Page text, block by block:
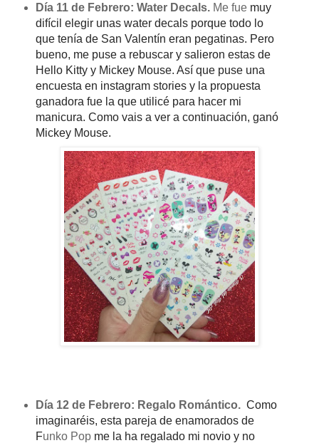
Día 11 de Febrero: Water Decals. Me fuemuy
difícil elegir unas water decals porque todo lo
que tenía de San Valentín eran pegatinas. Pero
bueno, me puse a rebuscar y salieron estas de
Hello Kitty y Mickey Mouse. Así que puse una
encuesta en instagram stories y la propuesta
ganadora fue la que utilicé para hacer mi
manicura. Como vais a ver a continuación, ganó
Mickey Mouse.
Día 12 de Febrero: Regalo Romántico. Como
imaginaréis, esta pareja de enamorados de
Funko Popme la ha regalado mi novio y no